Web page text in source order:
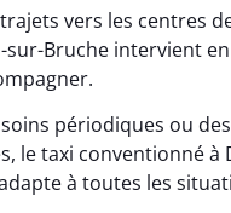
vers les centres
sur-Bruche intervient
périodiques ou
le taxi conventionné à
à toutes les